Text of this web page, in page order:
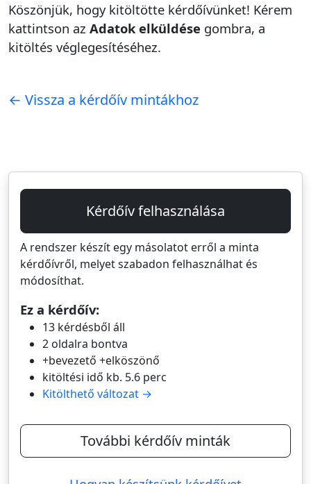
Köszönjük, hogy kitöltötte kérdőívünket! Kérem
kattintson az Adatok elküldése gombra, a
kitöltés véglegesítéséhez.
← Vissza a kérdőív mintákhoz
Kérdőív felhasználása
A rendszer készít egy másolatot erről a minta
kérdőívről, melyet szabadon felhasználhat és
módosíthat.
Ez a kérdőív:
13 kérdésből áll
2 oldalra bontva
+bevezető +elköszönő
kitöltési idő kb. 5.6 perc
Kitölthető változat →
További kérdőív minták